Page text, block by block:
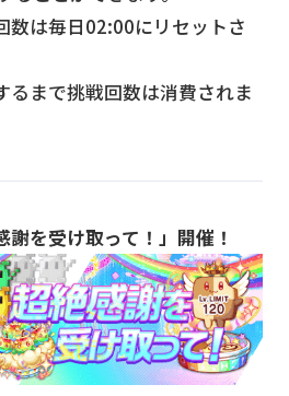
数は毎日02:00にリセットさ
るまで挑戦回数は消費されま
を受け取って！」開催！